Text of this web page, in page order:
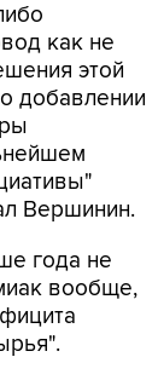
как не
этой
добавлении
Вершинин.
года не
вообще,